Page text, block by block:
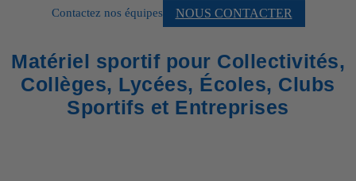
Contactez nos équipes NOUS CONTACTER
Matériel sportif pour Collectivités,
Collèges, Lycées, Écoles, Clubs
Sportifs et Entreprises